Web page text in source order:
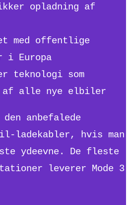
opladning af
med offentlige
i Europa
teknologi som
af alle nye elbiler
anbefalede
ladekabler, hvis man
ydeevne. De fleste
leverer Mode 3